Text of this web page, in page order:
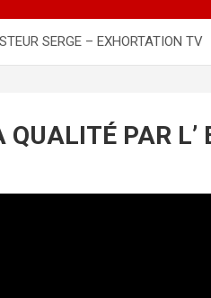
SERGE – EXHORTATION TV
PAR